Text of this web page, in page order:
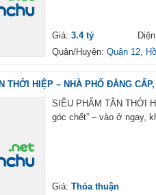
Giá: 3.4 tỷ
Quận/Huyện: Quận 12,
THỚI HIỆP – NHÀ PHỐ ĐẲNG
SIÊU PHẨM TÂN THỚI
góc chết” – vào ở ngay,
Giá: Thỏa thuận